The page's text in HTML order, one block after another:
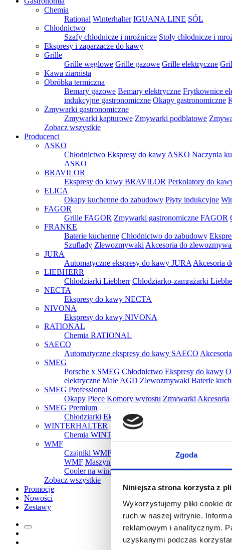
Zgoda
Niniejsza strona korzysta z
Wykorzystujemy pliki cookie
ruch w naszej witrynie.
reklamowym i analitycznym.
uzyskanymi podczas
Chemia
Rational Winterhalter IGUANA LINE SÓL
Chłodnictwo
Szafy chłodnicze i mroźnicze Stoły chłodnicze i
Ekspresy i zaparzacze do kawy
Grille
Grille węglowe Grille gazowe Grille elektryczne
Kawa ziarnista
Obróbka termiczna
Bemary gazowe Bemary elektryczne Frytkownice
indukcyjne gastronomiczne Okapy gastronomiczne
Zmywarki gastronomiczne
Zmywarki kapturowe Zmywarki podblatowe
Zobacz wszystkie
Producenci
ASKO
Chłodnictwo Ekspresy do kawy ASKO Naczynia
ASKO
BRAVILOR
Ekspresy do kawy BRAVILOR Perkolatory do
ELICA
Okapy kuchenne do zabudowy Płyty indukcyjne
FAGOR
Grille FAGOR Zmywarki gastronomiczne FAGOR
FRANKE
Baterie kuchenne Chłodnictwo do zabudowy
Szuflady Zlewozmywaki Akcesoria do
JURA
Automatyczne ekspresy do kawy JURA Akcesoria
LIEBHERR
Chłodziarki Liebherr Chłodziarko-zamrażarki
NECTA
Ekspresy do kawy NECTA
NIVONA
Ekspresy do kawy NIVONA
RATIONAL
Chemia RATIONAL
SAECO
Automatyczne ekspresy do kawy SAECO
SMEG
Porsche x SMEG Chłodnictwo Ekspresy do kawy
elektryczne Małe AGD Zlewozmywaki Baterie
SMEG Professional
Okapy Piece Komory wyrostu Zmywarki Akcesoria
SMEG Premium
Chłodziarki Ekspresy Kuchenki mikrofalowe
WINTERHALTER
Chemia WINTERHALTER
WMF
Czajniki WMF
Parowary WMF
WMF Maszynki do lodów WMF Ekspresy do kawy
Cooler na wino WMF Pakowarki i zgrzewarki WMF
Zobacz wszystkie
Promocje
Nowości
Zestawy